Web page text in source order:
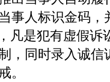
事人标识金码，
凡是犯有虚假诉
，同时录入诚信
。